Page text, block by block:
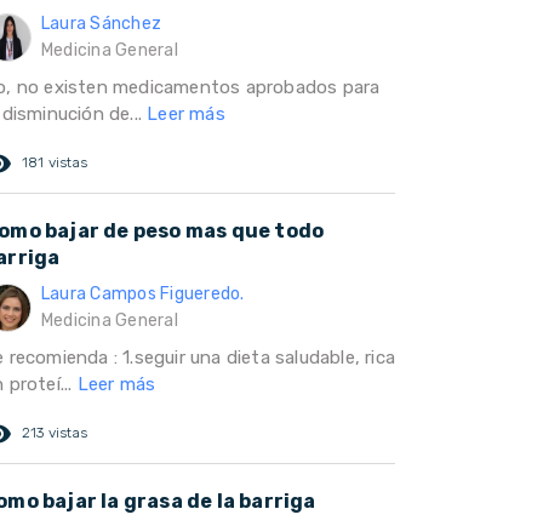
Laura Sánchez
Medicina General
no existen medicamentos aprobados para
de... Leer más
181 vistas
bajar de peso mas que todo
Laura Campos Figueredo.
Medicina General
recomienda : 1.seguir una dieta saludable, rica
proteí... Leer más
213 vistas
bajar la grasa de la barriga